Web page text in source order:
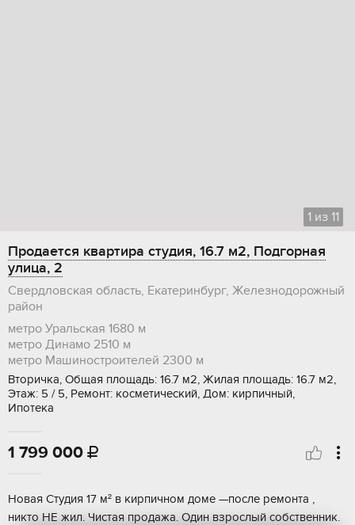
1 из 11
Продается квартира студия, 16.7 м2, Подгорная
улица, 2
Свердловская область, Екатеринбург, Железнодорожный
район
метро Уральская 1680 м
метро Динамо 2510 м
метро Машиностроителей 2300 м
Вторичка, Общая площадь: 16.7 м2, Жилая площадь: 16.7 м2,
Этаж: 5 / 5, Ремонт: косметический, Дом: кирпичный,
Ипотека
1 799 000 
Новая Студия 17 м² в кирпичном доме —после ремонта ,
никто НЕ жил. Чистая продажа. Один взрослый собственник.